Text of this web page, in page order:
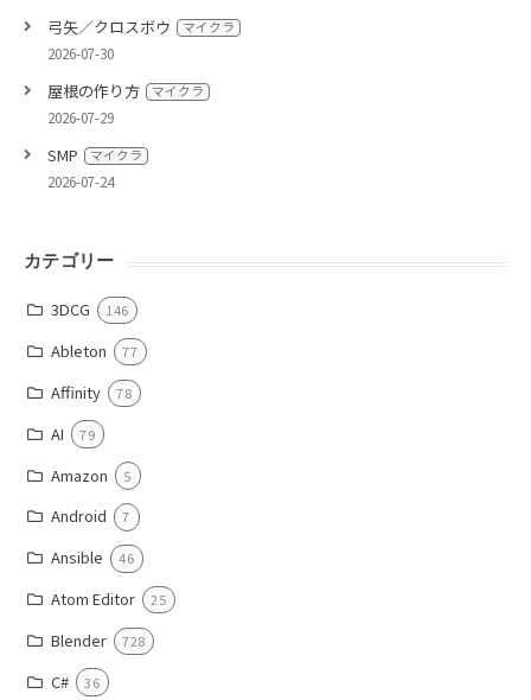
弓矢／クロスボウ マイクラ
2026-07-30
屋根の作り方 マイクラ
2026-07-29
SMP マイクラ
2026-07-24
カテゴリー
3DCG 146
Ableton 77
Affinity 78
AI 79
Amazon 5
Android 7
Ansible 46
Atom Editor 25
Blender 728
C# 36